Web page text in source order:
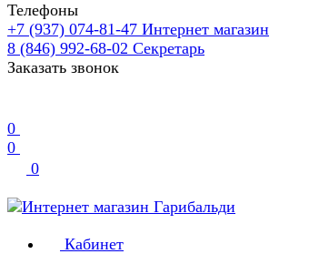
Телефоны
+7 (937) 074-81-47 Интернет магазин
8 (846) 992-68-02 Секретарь
Заказать звонок
0
0
0
Кабинет